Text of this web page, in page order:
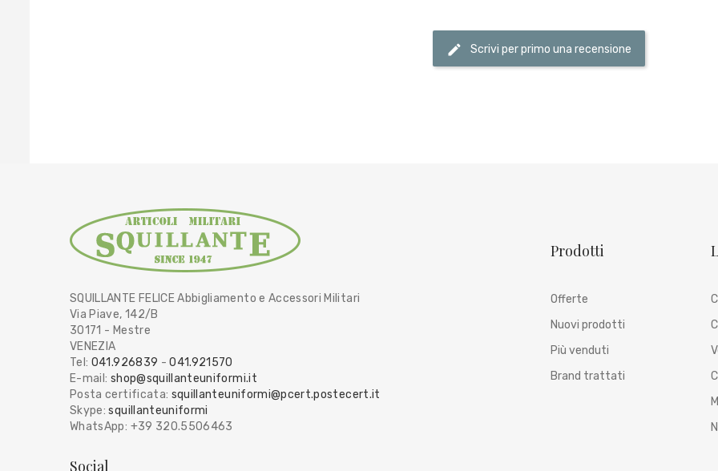
Scrivi per primo una recensione
SQUILLANTE FELICE Abbigliamento e Accessori Militari
Via Piave, 142/B
30171 - Mestre
VENEZIA
Tel: 041.926839 -041.921570
E-mail: shop@squillanteuniformi.it
Posta certificata: squillanteuniformi@pcert.postecert.it
Skype:squillanteuniformi
WhatsApp: +39 320.5506463
Social
Prodotti
Offerte
Nuovi prodotti
Più venduti
Brand trattati